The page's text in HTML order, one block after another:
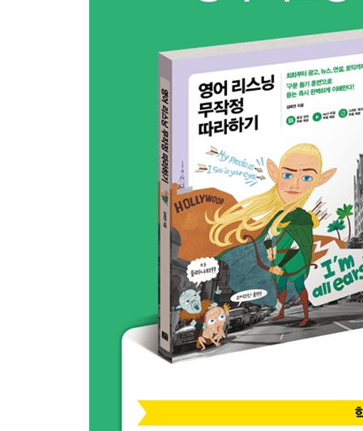
10 Picture yourself on the deck of a luxury ocean
고급스러운 여객선의 갑판에 서 있는 당신을 상상
11 The biggest and most valuable investment
가장 중요하고 제일 가치 있는 투자
12 You can make a difference in their lives.
당신이 그들의 삶을 달라지게 할 수 있습니다.
리스닝 테스트 : 첫째마당 실력 점검
둘째마당 ? 일상 대화 듣기
셋째마디 일상 대화
13 I prefer subtle cologne
난 은은한 향수를 더 좋아해.
14 I was up all night with my baby.
나는 사람들의 행복한 얼굴을 보는 게 아주 좋아.